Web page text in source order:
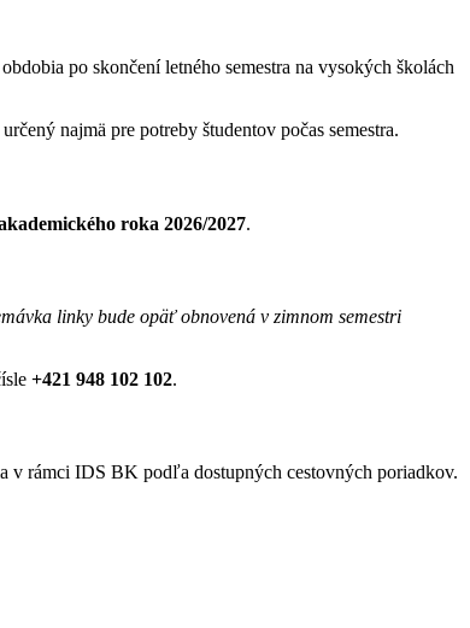
po skončení letného semestra na vysokých školách
najmä pre potreby študentov počas semestra.
roka 2026/2027.
linky bude opäť obnovená v zimnom semestri
+421 948 102 102.
v rámci IDS BK podľa dostupných cestovných poriadkov.